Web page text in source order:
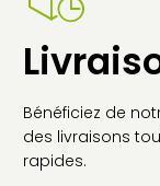
OPTIONS
PEUVENT
ÊTRE
CHOISIES
PAGE
DU
Bénéficiez de
des livraisons
rapides.